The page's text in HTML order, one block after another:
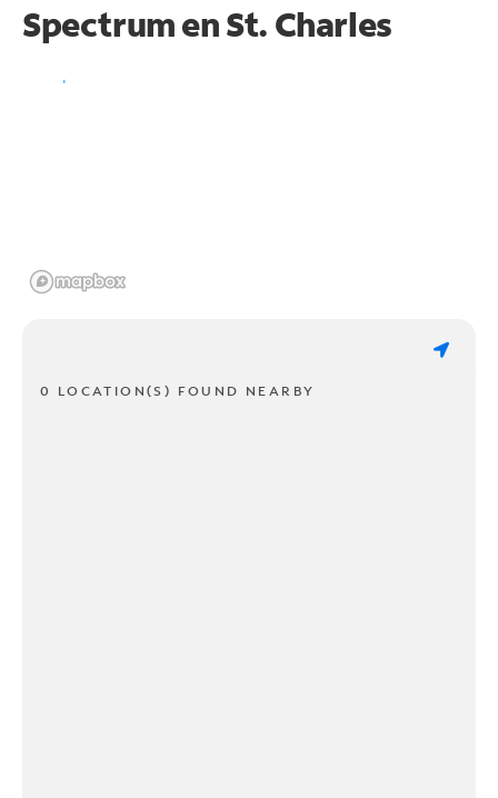
Spectrum enSt. Charles
0 LOCATION(S) FOUND NEARBY